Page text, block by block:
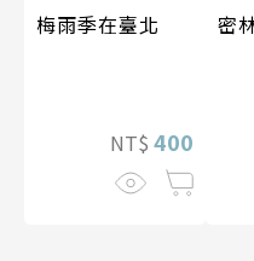
梅雨季在臺北
NT$ 400
密